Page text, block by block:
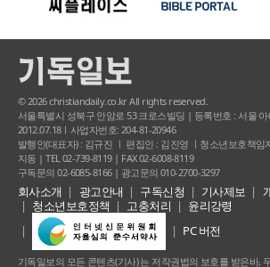
© 2026 christiandaily.co.kr All rights reserved.
서울특별시 성북구 안암로 53 크로스빌딩 | 등록번호 : 서울
2012.07.18ㅣ사업자번호: 204-81-20946
발행인(대표자) : 김규진 ㅣ 편집인 : 김진영 ㅣ청소년보호책
지동 | TEL 02-739-8119 | FAX 02-6008-8119
구독문의 02-6085-8166 | 광고문의 010-2700-3297
회사소개 광고안내 구독신청 기사제보
청소년보호정책
고충처리
윤리강령
PC 버전
기독일보의 모든 콘텐츠(기사) 는 저작권법의 보호를 받은바,